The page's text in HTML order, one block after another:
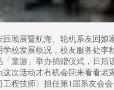
回顾展暨航海、轮机系友回
校发展概况，校友服务处
童游」举办捐赠仪式，日
次活动才有机会回来看看
程技师〉担任第1届系友会